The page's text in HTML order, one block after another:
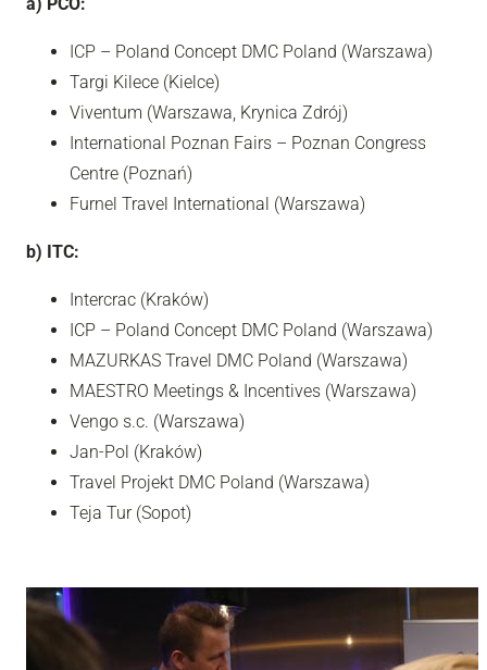
ICP – Poland Concept DMC Poland (Warszawa)
Targi Kilece (Kielce)
Viventum (Warszawa, Krynica Zdrój)
International Poznan Fairs – Poznan Congress
Centre (Poznań)
Furnel Travel International (Warszawa)
b) ITC:
Intercrac (Kraków)
ICP – Poland Concept DMC Poland (Warszawa)
MAZURKAS Travel DMC Poland (Warszawa)
MAESTRO Meetings & Incentives (Warszawa)
Vengo s.c. (Warszawa)
Jan-Pol (Kraków)
Travel Projekt DMC Poland (Warszawa)
Teja Tur (Sopot)